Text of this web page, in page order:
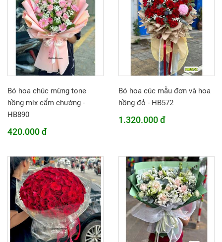
Bó hoa chúc mừng tone
hồng mix cẩm chướng -
HB890
420.000 đ
Bó hoa cúc mẫu đơn và hoa
hồng đỏ - HB572
1.320.000 đ